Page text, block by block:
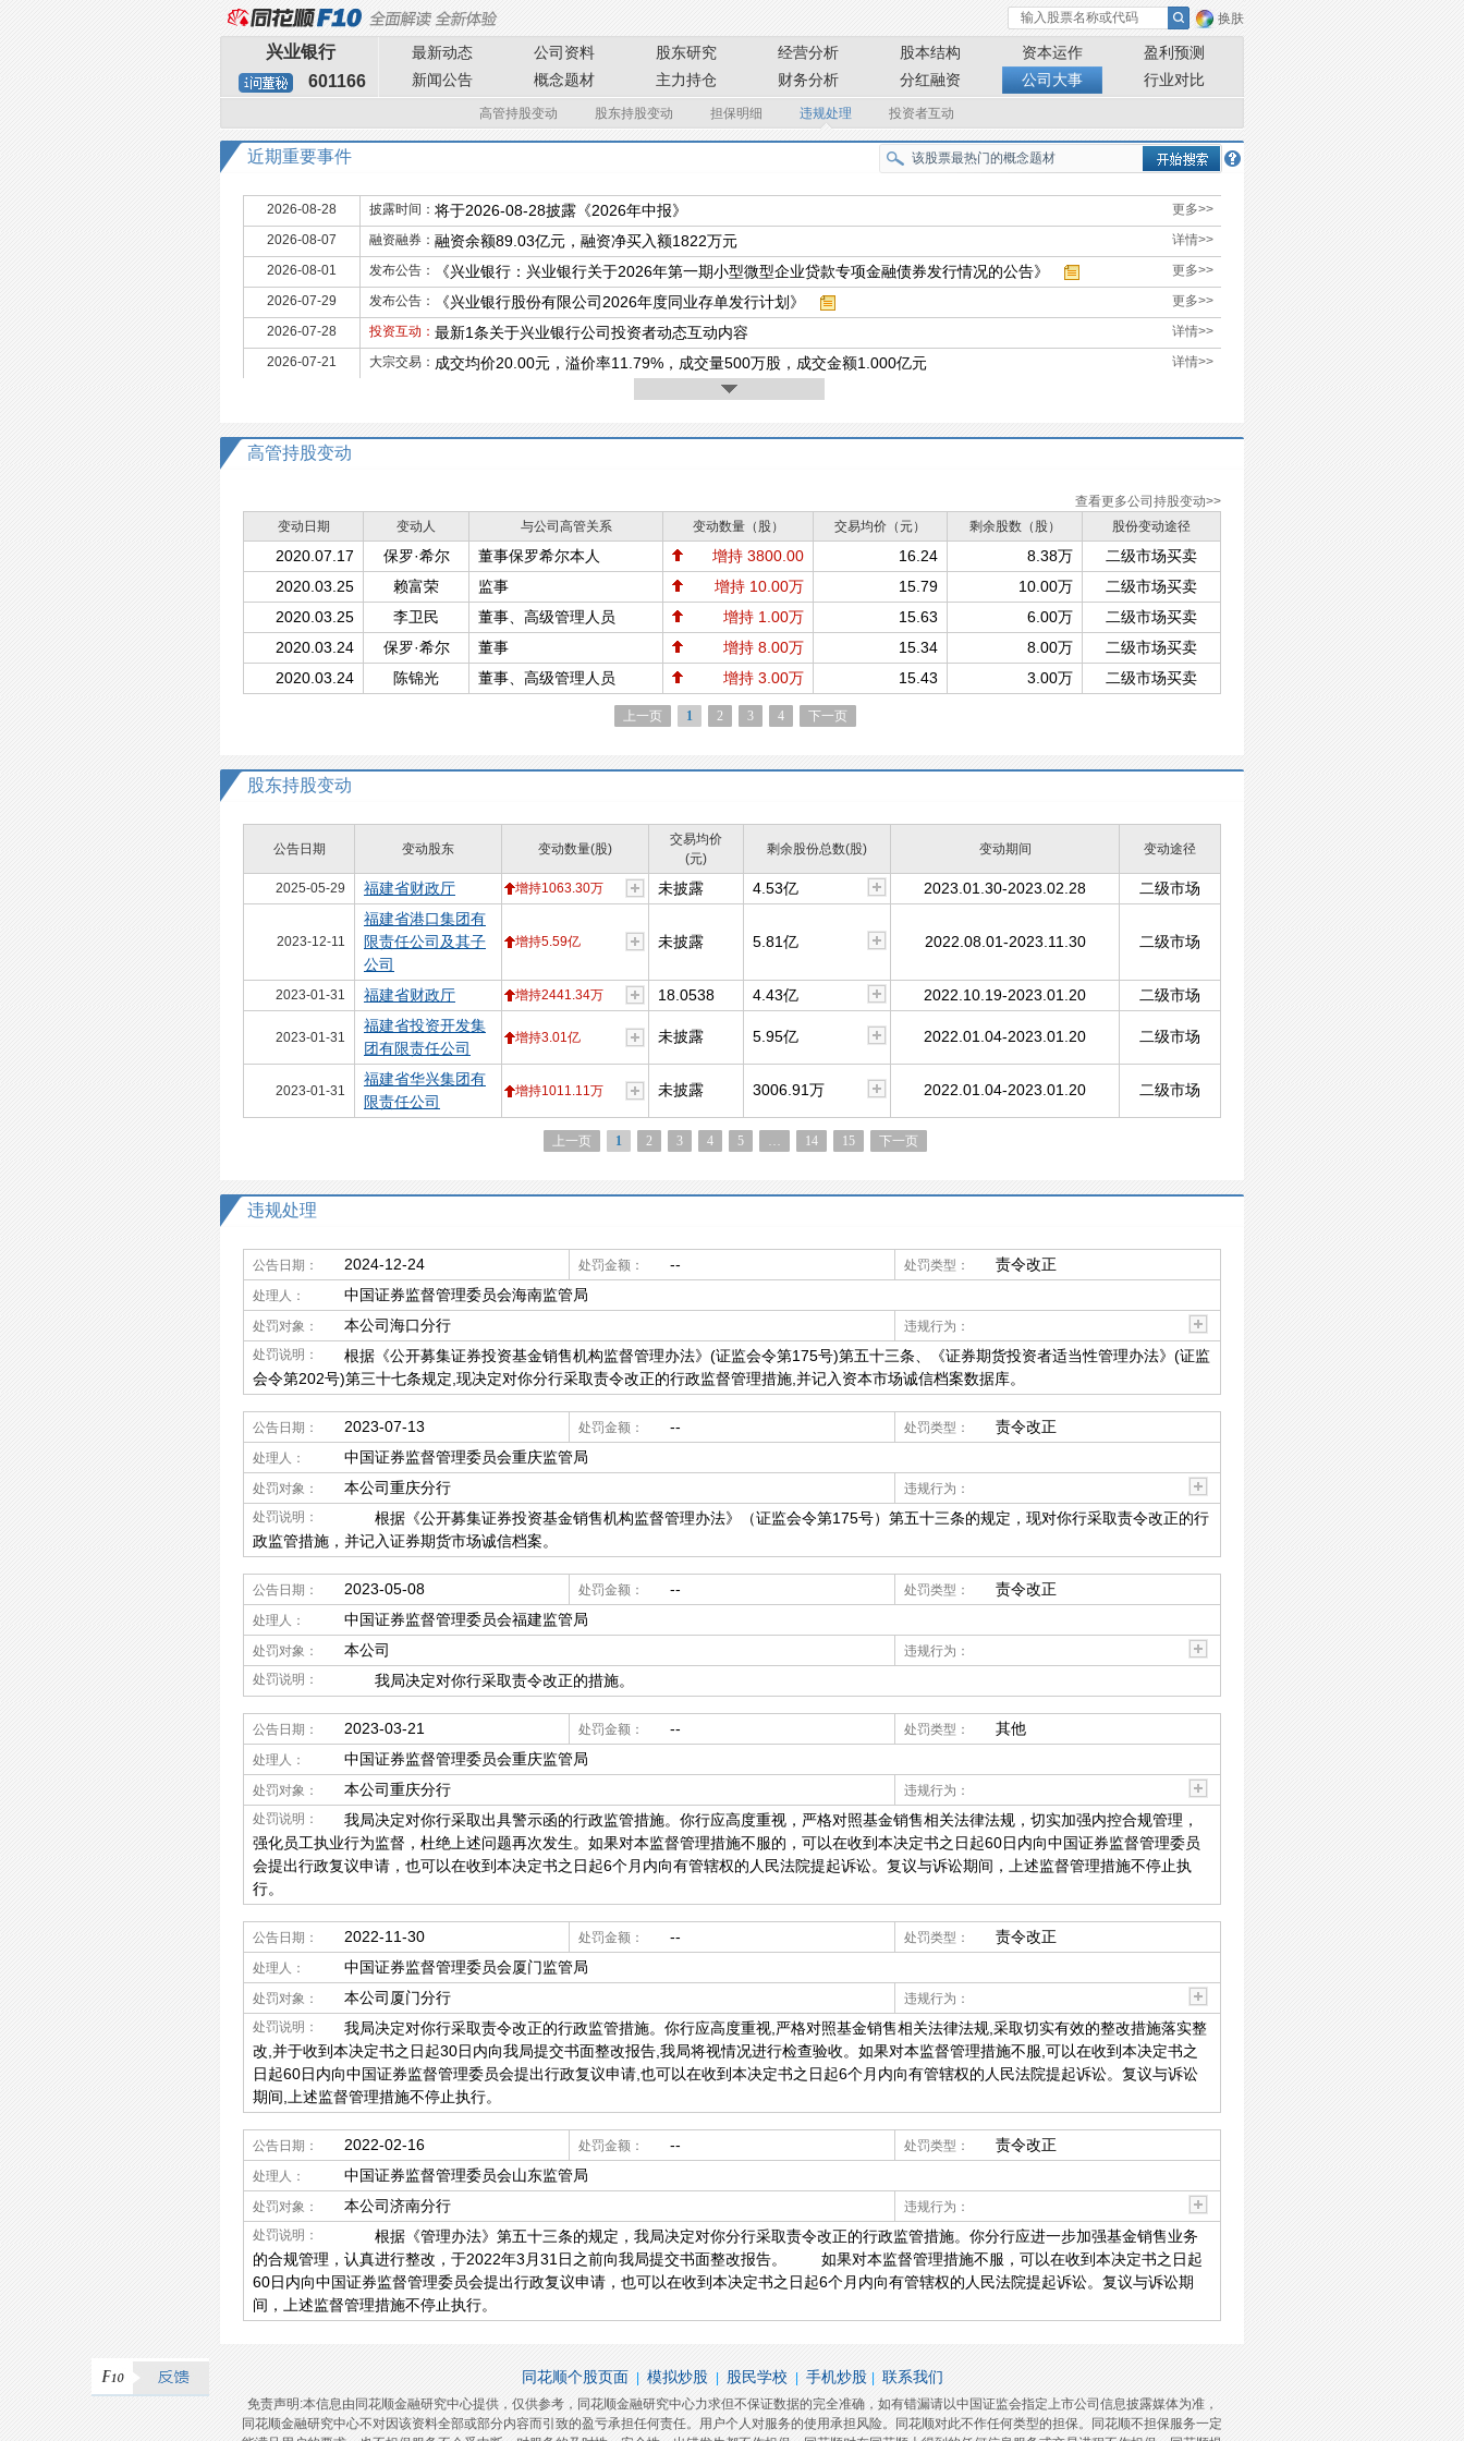
换肤
兴业银行
601166
最新动态 公司资料 股东研究 经营分析 股本结构 资本运作
盈利预测
新闻公告
概念题材 主力持仓 财务分析 分红融资 公司大事 行业对比
高管持股变动 股东持股变动 担保明细 违规处理 投资者互动
近期重要事件
2026-08-28 披露时间： 更多>>
将于2026-08-28披露《2026年中报》
2026-08-07 融资融券： 详情>>
融资余额89.03亿元，融资净买入额1822万元
2026-08-01 发布公告： 更多>>
《兴业银行：兴业银行关于2026年第一期小型微型企业贷款专项金融债券发行情况的公告》
2026-07-29 发布公告： 更多>>
《兴业银行股份有限公司2026年度同业存单发行计划》
2026-07-28 投资互动： 详情>>
最新1条关于兴业银行公司投资者动态互动内容
2026-07-21 大宗交易： 详情>>
成交均价20.00元，溢价率11.79%，成交量500万股，成交金额1.000亿元
高管持股变动
查看更多公司持股变动>>
变动日期
变动人 与公司高管关系 变动数量（股） 交易均价（元） 剩余股数（股） 股份变动途径
2020.07.17 保罗·希尔 董事保罗希尔本人 增持 3800.00 16.24 8.38万
二级市场买卖
2020.03.25
赖富荣 监事 增持 10.00万 15.79 10.00万
二级市场买卖
2020.03.25
李卫民 董事、高级管理人员 增持 1.00万 15.63 6.00万
二级市场买卖
2020.03.24
保罗·希尔 董事 增持 8.00万 15.34 8.00万
二级市场买卖
2020.03.24
陈锦光 董事、高级管理人员 增持 3.00万 15.43 3.00万 二级市场买卖
上一页 1 2 3 4 下一页
股东持股变动
公告日期 变动股东 变动数量(股)
交易均价
(元)
剩余股份总数(股) 变动期间 变动途径
2025-05-29 福建省财政厅 增持1063.30万 未披露 4.53亿 2023.01.30-2023.02.28 二级市场
2023-12-11
福建省港口集团有
限责任公司及其子
公司
增持5.59亿 未披露 5.81亿 2022.08.01-2023.11.30 二级市场
2023-01-31 福建省财政厅 增持2441.34万 18.0538 4.43亿 2022.10.19-2023.01.20 二级市场
2023-01-31
福建省投资开发集
团有限责任公司
增持3.01亿 未披露 5.95亿 2022.01.04-2023.01.20 二级市场
2023-01-31
福建省华兴集团有
限责任公司
增持1011.11万 未披露 3006.91万 2022.01.04-2023.01.20 二级市场
上一页 1 2 3 4 5 14 15 下一页
违规处理
公告日期： 2024-12-24 处罚金额： -- 处罚类型： 责令改正
处理人： 中国证券监督管理委员会海南监管局
处罚对象： 本公司海口分行
违规行为：
处罚说明：
根据《公开募集证券投资基金销售机构监督管理办法》(证监会令第175号)第五十三条、《证券期货投资者适当性管理办法》(证监
会令第202号)第三十七条规定,现决定对你分行采取责令改正的行政监督管理措施,并记入资本市场诚信档案数据库。
公告日期： 2023-07-13 处罚金额： -- 处罚类型： 责令改正
处理人： 中国证券监督管理委员会重庆监管局
处罚对象： 本公司重庆分行
违规行为：
处罚说明：
根据《公开募集证券投资基金销售机构监督管理办法》（证监会令第175号）第五十三条的规定，现对你行采取责令改正的行
政监管措施，并记入证券期货市场诚信档案。
公告日期： 2023-05-08 处罚金额： -- 处罚类型： 责令改正
处理人： 中国证券监督管理委员会福建监管局
处罚对象： 本公司
违规行为：
处罚说明：
我局决定对你行采取责令改正的措施。
公告日期： 2023-03-21 处罚金额： -- 处罚类型： 其他
处理人： 中国证券监督管理委员会重庆监管局
处罚对象： 本公司重庆分行
违规行为：
处罚说明：
我局决定对你行采取出具警示函的行政监管措施。你行应高度重视，严格对照基金销售相关法律法规，切实加强内控合规管理，
强化员工执业行为监督，杜绝上述问题再次发生。如果对本监督管理措施不服的，可以在收到本决定书之日起60日内向中国证券监督管理委员
会提出行政复议申请，也可以在收到本决定书之日起6个月内向有管辖权的人民法院提起诉讼。复议与诉讼期间，上述监督管理措施不停止执
行。
公告日期： 2022-11-30 处罚金额： -- 处罚类型： 责令改正
处理人： 中国证券监督管理委员会厦门监管局
处罚对象： 本公司厦门分行
违规行为：
处罚说明：
我局决定对你行采取责令改正的行政监管措施。你行应高度重视,严格对照基金销售相关法律法规,采取切实有效的整改措施落实整
改,并于收到本决定书之日起30日内向我局提交书面整改报告,我局将视情况进行检查验收。如果对本监督管理措施不服,可以在收到本决定书之
日起60日内向中国证券监督管理委员会提出行政复议申请,也可以在收到本决定书之日起6个月内向有管辖权的人民法院提起诉讼。复议与诉讼
期间,上述监督管理措施不停止执行。
公告日期： 2022-02-16 处罚金额： -- 处罚类型： 责令改正
处理人： 中国证券监督管理委员会山东监管局
处罚对象： 本公司济南分行
违规行为：
处罚说明：
根据《管理办法》第五十三条的规定，我局决定对你分行采取责令改正的行政监管措施。你分行应进一步加强基金销售业务
的合规管理，认真进行整改，于2022年3月31日之前向我局提交书面整改报告。 如果对本监督管理措施不服，可以在收到本决定书之日起
60日内向中国证券监督管理委员会提出行政复议申请，也可以在收到本决定书之日起6个月内向有管辖权的人民法院提起诉讼。复议与诉讼期
间，上述监督管理措施不停止执行。
同花顺个股页面 | 模拟炒股 | 股民学校 | 手机炒股 | 联系我们
免责声明:本信息由同花顺金融研究中心提供，仅供参考，同花顺金融研究中心力求但不保证数据的完全准确，如有错漏请以中国证监会指定上市公司信息披露媒体为准，
同花顺金融研究中心不对因该资料全部或部分内容而引致的盈亏承担任何责任。用户个人对服务的使用承担风险。同花顺对此不作任何类型的担保。同花顺不担保服务一定